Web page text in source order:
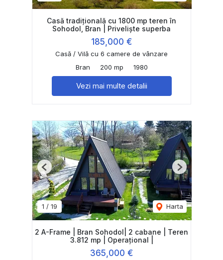
Casă tradițională cu 1800 mp teren în
Sohodol, Bran | Priveliște superba
185,000 €
Casă / Vilă cu 6 camere de vânzare
Bran
200 mp 1980
Vezi mai multe detalii
1 / 19 Harta
Previous Next
2 A-Frame | Bran Sohodol| 2 cabane | Teren
3.812 mp | Operațional |
365,000 €